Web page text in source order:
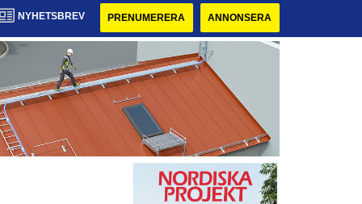
NYHETSBREV PRENUMERERA ANNONSERA